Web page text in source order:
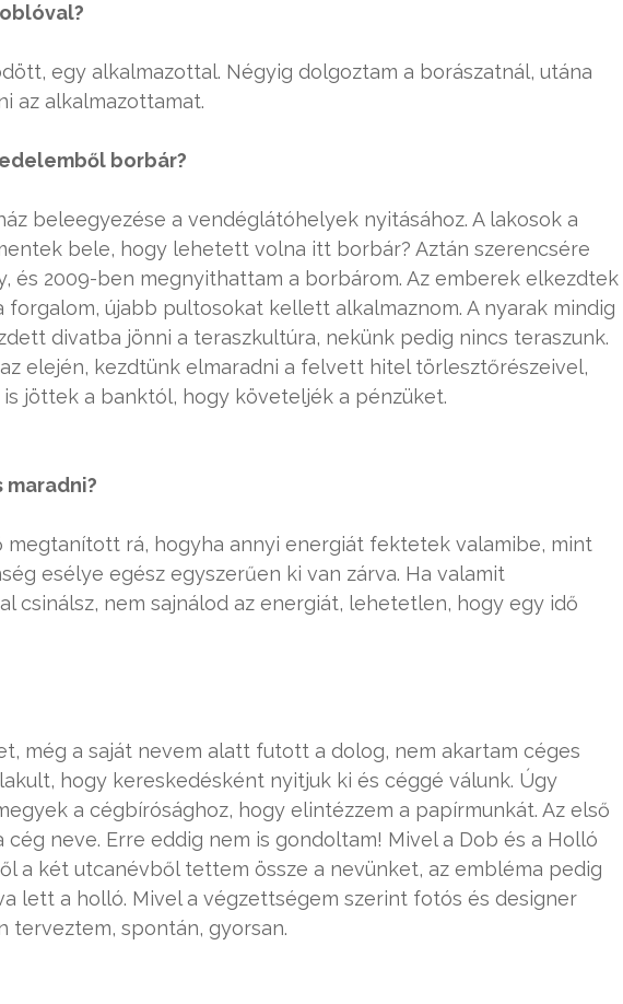
egy alkalmazottal. Négyig dolgoztam a borászatnál, utána
az alkalmazottamat.
borbár?
beleegyezése a vendéglátóhelyek nyitásához. A lakosok a
bele, hogy lehetett volna itt borbár? Aztán szerencsére
és 2009-ben megnyithattam a borbárom. Az emberek elkezdtek
újabb pultosokat kellett alkalmaznom. A nyarak mindig
divatba jönni a teraszkultúra, nekünk pedig nincs teraszunk.
elején, kezdtünk elmaradni a felvett hitel törlesztőrészeivel,
jöttek a banktól, hogy követeljék a pénzüket.
rá, hogyha annyi energiát fektetek valamibe, mint
esélye egész egyszerűen ki van zárva. Ha valamit
csinálsz, nem sajnálod az energiát, lehetetlen, hogy egy idő
még a saját nevem alatt futott a dolog, nem akartam céges
hogy kereskedésként nyitjuk ki és céggé válunk. Úgy
a cégbírósághoz, hogy elintézzem a papírmunkát. Az első
cég neve. Erre eddig nem is gondoltam! Mivel a Dob és a Holló
a két utcanévből tettem össze a nevünket, az embléma pedig
lett a holló. Mivel a végzettségem szerint fotós és designer
terveztem, spontán, gyorsan.